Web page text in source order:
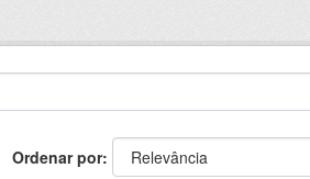
Ordenar por